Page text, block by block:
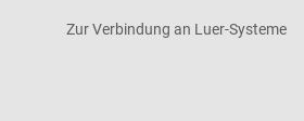
Zur Verbindung an Luer-Systeme